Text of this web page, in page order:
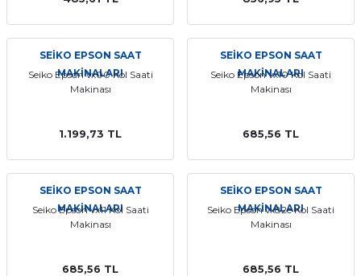
SEİKO EPSON SAAT
MAKİNALARI
Seiko Epson vx00 Kol Saati
Makinası
1.199,73 TL
SEİKO EPSON SAAT
MAKİNALARI
Seiko Epson vx10 Kol Saati
Makinası
685,56 TL
SEİKO EPSON SAAT
MAKİNALARI
Seiko Epson vx11 Kol Saati
Makinası
685,56 TL
SEİKO EPSON SAAT
MAKİNALARI
Seiko Epson vx82e Kol Saati
Makinası
685,56 TL